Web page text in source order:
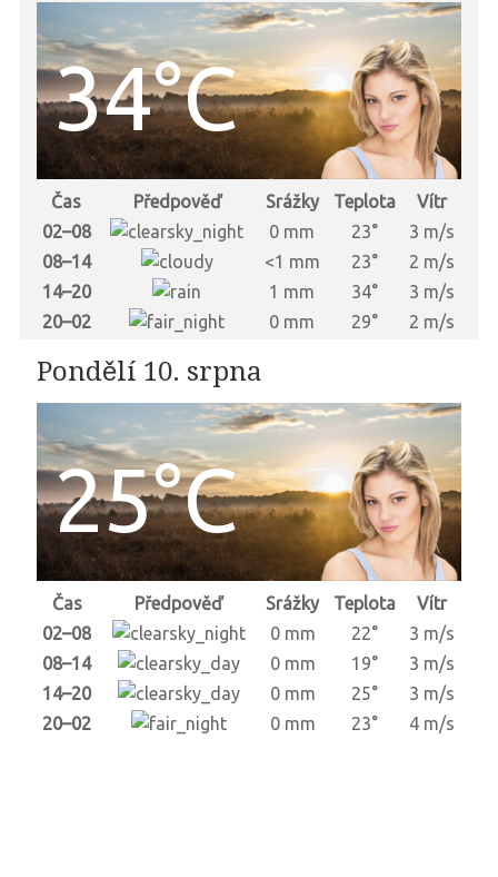
34°C
Čas Předpověď Srážky Teplota
Vítr
02–08
0 mm 23°
3 m/s
08–14
<1 mm 23°
2 m/s
14–20
1 mm 34°
3 m/s
20–02
0 mm 29° 2 m/s
Pondělí 10. srpna
25°C
Čas Předpověď Srážky Teplota
Vítr
02–08
0 mm 22°
3 m/s
08–14
0 mm 19°
3 m/s
14–20
0 mm 25°
3 m/s
20–02
0 mm 23° 4 m/s